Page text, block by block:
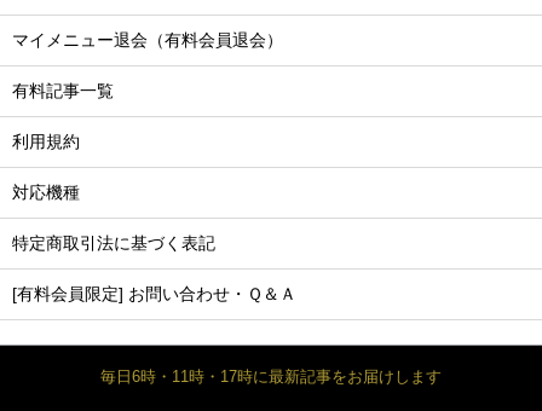
マイメニュー退会（有料会員退会）
有料記事一覧
利用規約
対応機種
特定商取引法に基づく表記
[有料会員限定] お問い合わせ・Ｑ＆Ａ
毎日6時・11時・17時に最新記事をお届けします